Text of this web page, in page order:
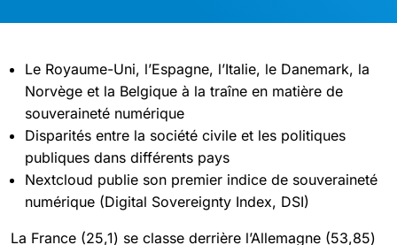
Le Royaume-Uni, l’Espagne, l’Italie, le Danemark, la
Norvège et la Belgique à la traîne en matière de
souveraineté numérique
Disparités entre la société civile et les politiques
publiques dans différents pays
Nextcloud publie son premier indice de souveraineté
numérique (Digital Sovereignty Index, DSI)
La France (25,1) se classe derrière l’Allemagne (53,85)